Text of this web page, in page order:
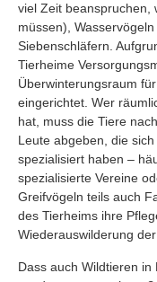
viel Zeit beanspruchen,
müssen),
Siebenschläfern.
Tierheime
Überwinterungsraum
eingerichtet. Wer
hat, muss die Tiere
Leute abgeben, die
spezialisiert haben –
spezialisierte Vereine
Greifvögeln teils auch
des Tierheims ihre
Wiederauswilderung
Dass auch Wildtieren